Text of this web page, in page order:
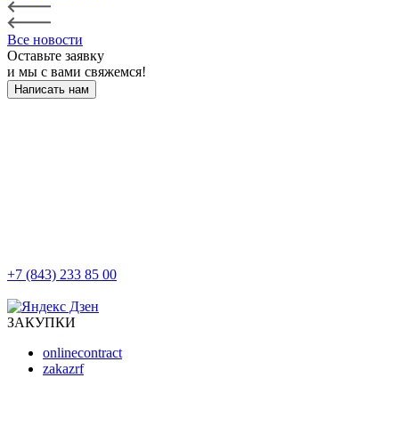
Все новости
Оставьте заявку
и мы с вами свяжемся!
Написать нам
+7 (843) 233 85 00
ЗАКУПКИ
onlinecontract
zakazrf